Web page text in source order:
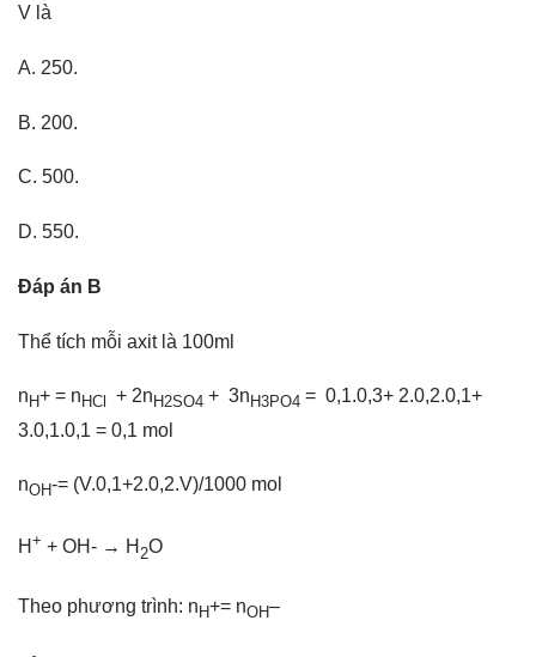
V là
A. 250.
B. 200.
C. 500.
D. 550.
Đáp án B
Thể tích mỗi axit là 100ml
n H+ = n HCl + 2n H2SO4 + 3n H3PO4 = 0,1.0,3+ 2.0,2.0,1+
3.0,1.0,1 = 0,1 mol
nOH-= (V.0,1+2.0,2.V)/1000 mol
H + + OH- → H 2O
Theo phương trình: n H+= nOH–